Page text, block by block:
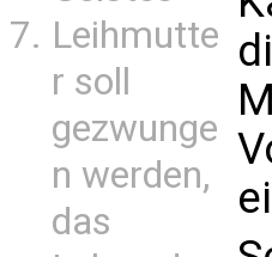
Leihmutte
r soll
gezwunge
n werden,
das